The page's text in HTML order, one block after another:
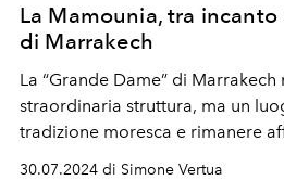
La Mamounia, tra
di Marrakech
La “Grande Dame” di
straordinaria struttura, ma un
tradizione moresca e rimanere
30.07.2024 di Simone Vertua